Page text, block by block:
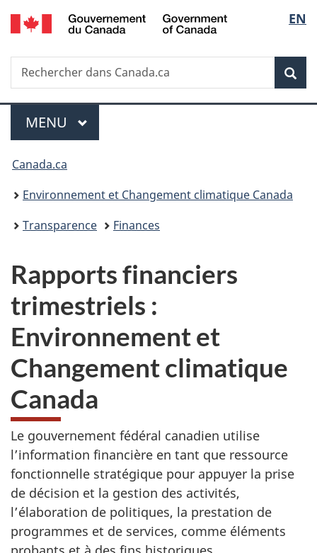
Passer
au
principal
Passer
à
Au
du
Passer
à
version
simplifiée
de
la
EN
Recherche
Rechercher
dans
Menu
MENU PRINCIPAL
Vous
êtes
ici :
Canada.ca
Environnement et Changement climatique Canada
Transparence
Finances
Rapports financiers
trimestriels :
Environnement et
Changement climatique
Canada
Le gouvernement fédéral canadien utilise
l’information financière en tant que ressource
fonctionnelle stratégique pour appuyer la prise
de décision et la gestion des activités,
l’élaboration de politiques, la prestation de
programmes et de services, comme éléments